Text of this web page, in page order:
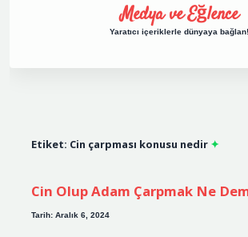
Medya ve Eğlence
Yaratıcı içeriklerle dünyaya bağlan!
Etiket: Cin çarpması konusu nedir
Cin Olup Adam Çarpmak Ne
Tarih: Aralık 6, 2024